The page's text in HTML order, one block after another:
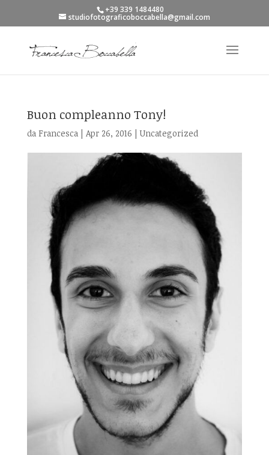
+39 339 1484480
studiofotograficoboccabella@gmail.com
Buon compleanno Tony!
da Francesca| Apr 26, 2016 | Uncategorized